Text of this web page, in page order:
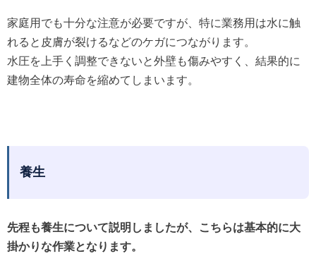
家庭用でも十分な注意が必要ですが、特に業務用は水に触
れると皮膚が裂けるなどのケガにつながります。
水圧を上手く調整できないと外壁も傷みやすく、結果的に
建物全体の寿命を縮めてしまいます。
養生
先程も養生について説明しましたが、こちらは基本的に大
掛かりな作業となります。